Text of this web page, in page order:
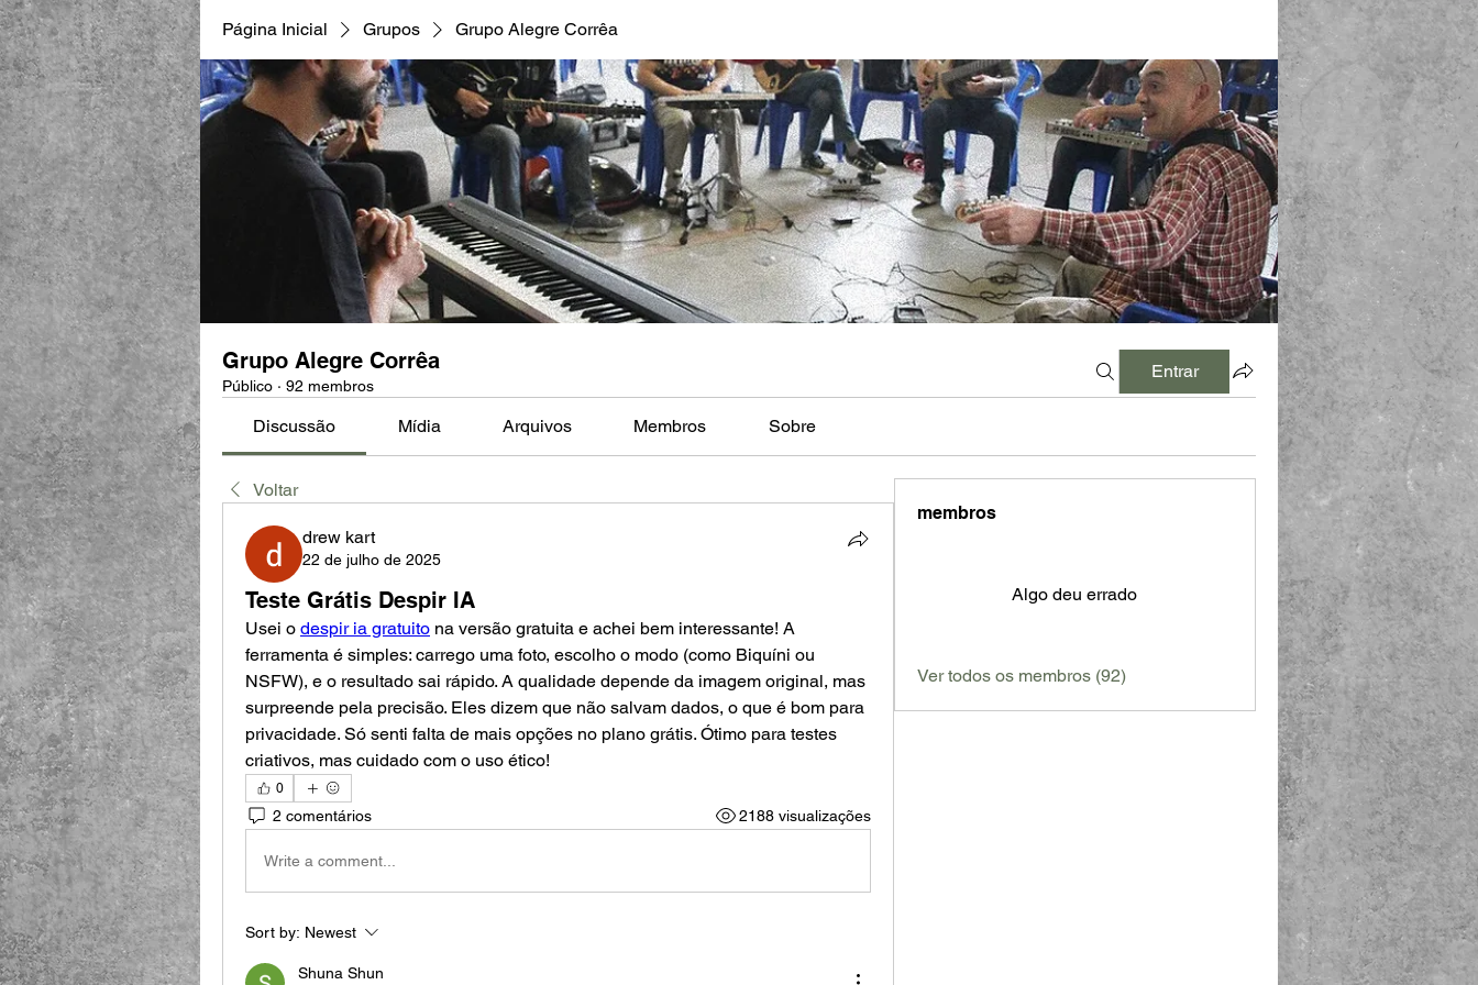
Página Inicial Grupos Grupo Alegre Corrêa
Grupo Alegre Corrêa
Público · 92 membros
Entrar
Discussão Mídia Arquivos Membros Sobre
Voltar
drew kart
22 de julho de 2025
Teste Grátis Despir IA
Usei o despir ia gratuito na versão gratuita e achei bem interessante! A
ferramenta é simples: carrego uma foto, escolho o modo (como Biquíni ou
NSFW), e o resultado sai rápido. A qualidade depende da imagem original, mas
surpreende pela precisão. Eles dizem que não salvam dados, o que é bom para
privacidade. Só senti falta de mais opções no plano grátis. Ótimo para testes
criativos, mas cuidado com o uso ético!
0
2 comentários 2188 visualizações
Write a comment...
Sort by: Newest
Shuna Shun
membros
Algo deu errado
Ver todos os membros (92)